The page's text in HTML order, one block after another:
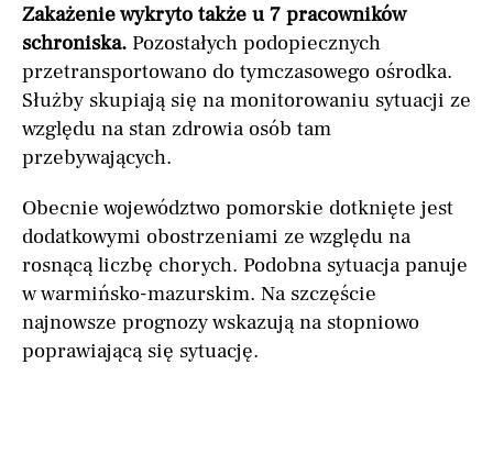
Zakażenie wykryto także u 7 pracowników
schroniska. Pozostałych podopiecznych
przetransportowano do tymczasowego ośrodka.
Służby skupiają się na monitorowaniu sytuacji ze
względu na stan zdrowia osób tam
przebywających.
Obecnie województwo pomorskie dotknięte jest
dodatkowymi obostrzeniami ze względu na
rosnącą liczbę chorych. Podobna sytuacja panuje
w warmińsko-mazurskim. Na szczęście
najnowsze prognozy wskazują na stopniowo
poprawiającą się sytuację.